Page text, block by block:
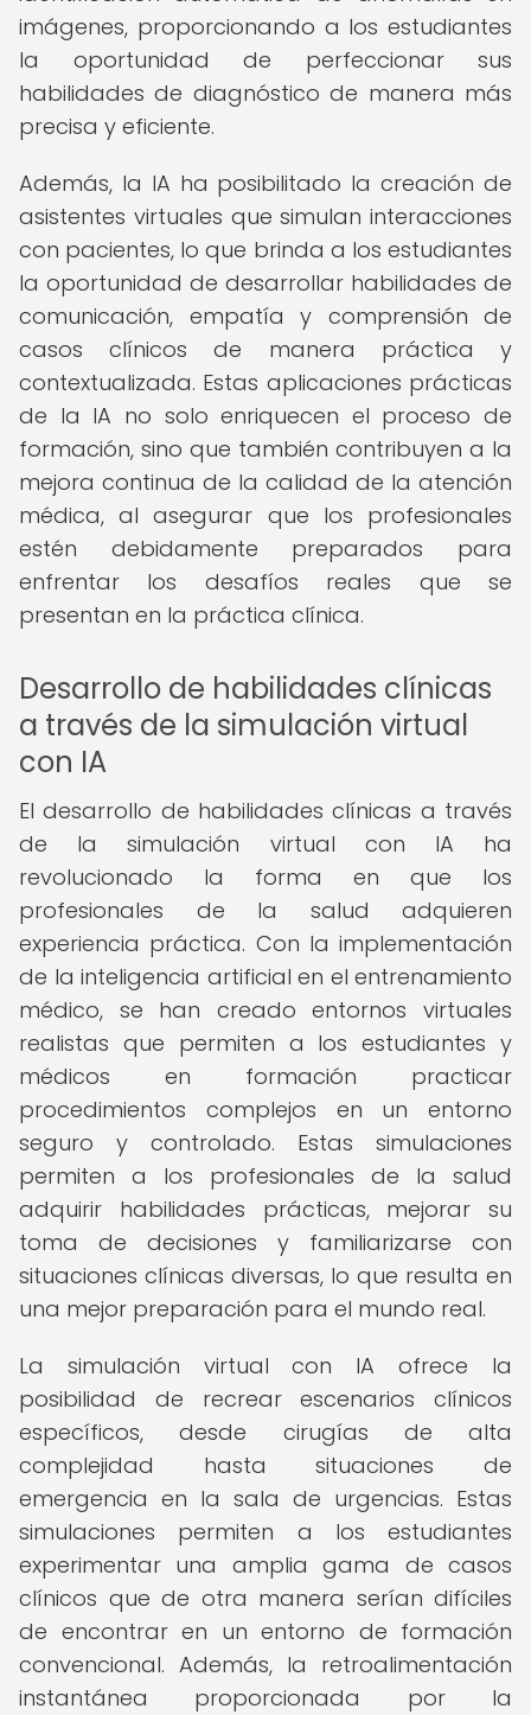
imágenes, proporcionando a los estudiantes
la oportunidad de perfeccionar sus
habilidades de diagnóstico de manera más
precisa y eficiente.
Además, la IA ha posibilitado la creación de
asistentes virtuales que simulan interacciones
con pacientes, lo que brinda a los estudiantes
la oportunidad de desarrollar habilidades de
comunicación, empatía y comprensión de
casos clínicos de manera práctica y
contextualizada. Estas aplicaciones prácticas
de la IA no solo enriquecen el proceso de
formación, sino que también contribuyen a la
mejora continua de la calidad de la atención
médica, al asegurar que los profesionales
estén debidamente preparados para
enfrentar los desafíos reales que se
presentan en la práctica clínica.
Desarrollo de habilidades clínicas
a través de la simulación virtual
con IA
El desarrollo de habilidades clínicas a través
de la simulación virtual con IA ha
revolucionado la forma en que los
profesionales de la salud adquieren
experiencia práctica. Con la implementación
de la inteligencia artificial en el entrenamiento
médico, se han creado entornos virtuales
realistas que permiten a los estudiantes y
médicos en formación practicar
procedimientos complejos en un entorno
seguro y controlado. Estas simulaciones
permiten a los profesionales de la salud
adquirir habilidades prácticas, mejorar su
toma de decisiones y familiarizarse con
situaciones clínicas diversas, lo que resulta en
una mejor preparación para el mundo real.
La simulación virtual con IA ofrece la
posibilidad de recrear escenarios clínicos
específicos, desde cirugías de alta
complejidad hasta situaciones de
emergencia en la sala de urgencias. Estas
simulaciones permiten a los estudiantes
experimentar una amplia gama de casos
clínicos que de otra manera serían difíciles
de encontrar en un entorno de formación
convencional. Además, la retroalimentación
instantánea proporcionada por la